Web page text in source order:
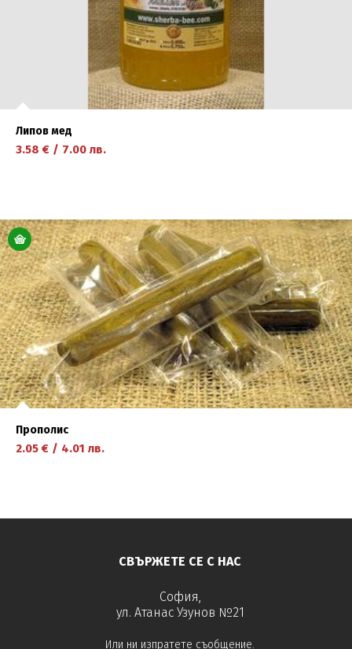
Липов мед
3.58 € / 7.00 лв.
научете повече
Прополис
2.05 € / 4.01 лв.
СВЪРЖЕТЕ СЕ С НАС
София,
ул. Атанас Узунов №21
Или ни изпратете съобщение.